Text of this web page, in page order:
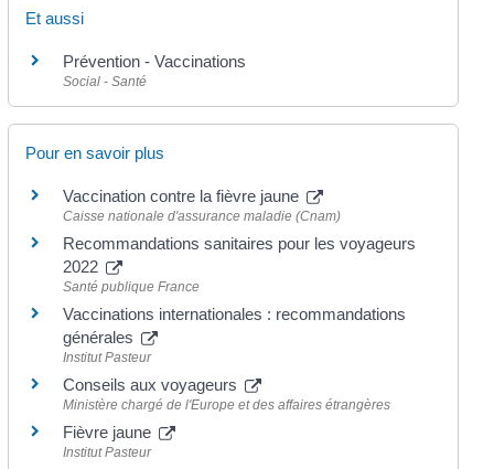
Et aussi
Prévention - Vaccinations
Social - Santé
Pour en savoir plus
Vaccination contre la fièvre jaune
Caisse nationale d'assurance maladie (Cnam)
Recommandations sanitaires pour les voyageurs
2022
Santé publique France
Vaccinations internationales : recommandations
générales
Institut Pasteur
Conseils aux voyageurs
Ministère chargé de l'Europe et des affaires étrangères
Fièvre jaune
Institut Pasteur